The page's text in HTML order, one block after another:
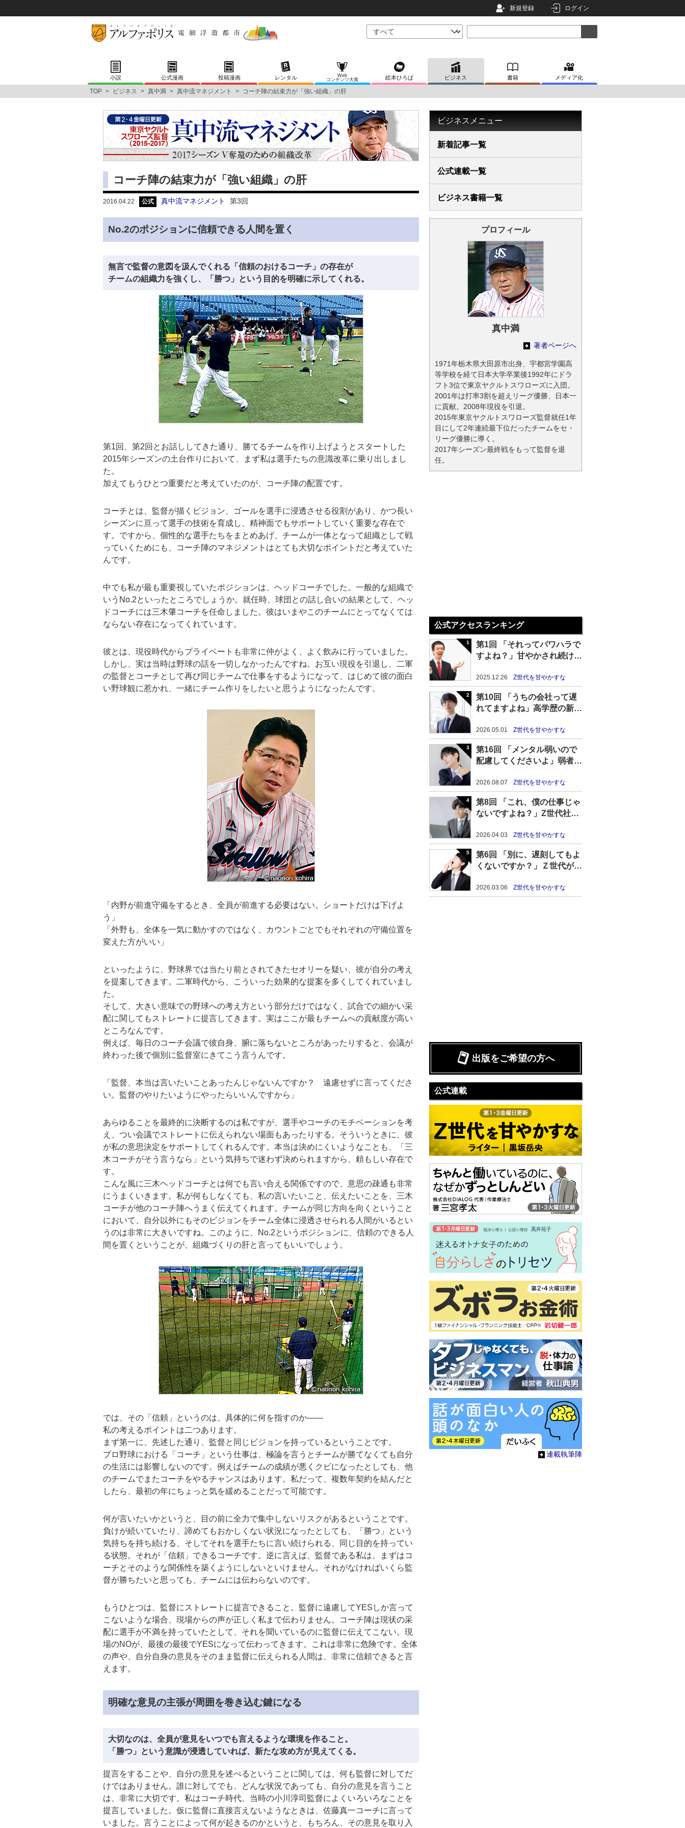
新規登録 ログイン
小説 公式漫画 投稿漫画 レンタル
Web
コンテンツ大賞
絵本ひろば ビジネス 書籍 メディア化
TOP > ビジネス > 真中満 > 真中流マネジメント > コーチ陣の結束力が「強い組織」の肝
コーチ陣の結束力が「強い組織」の肝
2016.04.22 公式 真中流マネジメント 第3回
No.2のポジションに信頼できる人間を置く
無言で監督の意図を汲んでくれる「信頼のおけるコーチ」の存在が
チームの組織力を強くし、「勝つ」という目的を明確に示してくれる。
第1回、第2回とお話ししてきた通り、勝てるチームを作り上げようとスタートした
2015年シーズンの土台作りにおいて、まず私は選手たちの意識改革に乗り出しまし
た。
加えてもうひとつ重要だと考えていたのが、コーチ陣の配置です。
コーチとは、監督が描くビジョン、ゴールを選手に浸透させる役割があり、かつ長い
シーズンに亘って選手の技術を育成し、精神面でもサポートしていく重要な存在で
す。ですから、個性的な選手たちをまとめあげ、チームが一体となって組織として戦
っていくためにも、コーチ陣のマネジメントはとても大切なポイントだと考えていた
んです。
中でも私が最も重要視していたポジションは、ヘッドコーチでした。一般的な組織で
いうNo.2といったところでしょうか。就任時、球団との話し合いの結果として、ヘッ
ドコーチには三木肇コーチを任命しました。彼はいまやこのチームにとってなくては
ならない存在になってくれています。
彼とは、現役時代からプライベートも非常に仲がよく、よく飲みに行っていました。
しかし、実は当時は野球の話を一切しなかったんですね。お互い現役を引退し、二軍
の監督とコーチとして再び同じチームで仕事をするようになって、はじめて彼の面白
い野球観に惹かれ、一緒にチーム作りをしたいと思うようになったんです。
「内野が前進守備をするとき、全員が前進する必要はない。ショートだけは下げよ
う」
「外野も、全体を一気に動かすのではなく、カウントごとでもそれぞれの守備位置を
変えた方がいい」
といったように、野球界では当たり前とされてきたセオリーを疑い、彼が自分の考え
を提案してきます。二軍時代から、こういった効果的な提案を多くしてくれていまし
た。
そして、大きい意味での野球への考え方という部分だけではなく、試合での細かい采
配に関してもストレートに提言してきます。実はここが最もチームへの貢献度が高い
ところなんです。
例えば、毎日のコーチ会議で彼自身、腑に落ちないところがあったりすると、会議が
終わった後で個別に監督室にきてこう言うんです。
「監督、本当は言いたいことあったんじゃないんですか？ 遠慮せずに言ってくださ
い。監督のやりたいようにやったらいいんですから」
あらゆることを最終的に決断するのは私ですが、選手やコーチのモチベーションを考
え、つい会議でストレートに伝えられない場面もあったりする。そういうときに、彼
が私の意思決定をサポートしてくれるんです。本当は決めにくいようなことも、「三
木コーチがそう言うなら」という気持ちで迷わず決められますから、頼もしい存在で
す。
こんな風に三木ヘッドコーチとは何でも言い合える関係ですので、意思の疎通も非常
にうまくいきます。私が何もしなくても、私の言いたいこと、伝えたいことを、三木
コーチが他のコーチ陣へうまく伝えてくれます。チームが同じ方向を向くということ
において、自分以外にもそのビジョンをチーム全体に浸透させられる人間がいるとい
うのは非常に大きいですね。このように、No.2というポジションに、信頼のできる人
間を置くということが、組織づくりの肝と言ってもいいでしょう。
では、その「信頼」というのは、具体的に何を指すのか――
私の考えるポイントは二つあります。
まず第一に、先述した通り、監督と同じビジョンを持っているということです。
プロ野球における「コーチ」という仕事は、極論を言うとチームが勝てなくても自分
の生活には影響しないのです。例えばチームの成績が悪くクビになったとしても、他
のチームでまたコーチをやるチャンスはあります。私だって、複数年契約を結んだと
したら、最初の年にちょっと気を緩めることだって可能です。
何が言いたいかというと、目の前に全力で集中しないリスクがあるということです。
負けが続いていたり、諦めてもおかしくない状況になったとしても、「勝つ」という
気持ちを持ち続ける、そしてそれを選手たちに言い続けられる、同じ目的を持ってい
る状態。それが「信頼」できるコーチです。逆に言えば、監督である私は、まずはコ
ーチとそのような関係性を築くようにしないといけません。それがなければいくら監
督が勝ちたいと思っても、チームには伝わらないのです。
もうひとつは、監督にストレートに提言できること。監督に遠慮してYESしか言って
こないような場合、現場からの声が正しく私まで伝わりません。コーチ陣は現状の采
配に選手が不満を持っていたとして、それを聞いているのに監督に伝えてこない。現
場のNOが、最後の最後でYESになって伝わってきます。これは非常に危険です。全体
の声や、自分自身の意見をそのまま監督に伝えられる人間は、非常に信頼できると言
えます。
明確な意見の主張が周囲を巻き込む鍵になる
大切なのは、全員が意見をいつでも言えるような環境を作ること。
「勝つ」という意識が浸透していれば、新たな攻め方が見えてくる。
提言をすることや、自分の意見を述べるということに関しては、何も監督に対してだ
けではありません。誰に対してでも、どんな状況であっても、自分の意見を言うこと
は、非常に大切です。私はコーチ時代、当時の小川淳司監督によくいろいろなことを
提言していました。仮に監督に直接言えないようなときは、佐藤真一コーチに言って
いました。言うことによって何が起きるのかというと、もちろん、その意見を取り入
ビジネスメニュー
新着記事一覧
公式連載一覧
ビジネス書籍一覧
プロフィール
真中満
著者ページへ
1971年栃木県大田原市出身、宇都宮学園高
等学校を経て日本大学卒業後1992年にドラ
フト3位で東京ヤクルトスワローズに入団。
2001年は打率3割を超えリーグ優勝、日本一
に貢献。2008年現役を引退。
2015年東京ヤクルトスワローズ監督就任1年
目にして2年連続最下位だったチームをセ・
リーグ優勝に導く。
2017年シーズン最終戦をもって監督を退
任。
公式アクセスランキング
第1回 「それってパワハラで
すよね？」甘やかされ続けた
2025.12.26 Z世代を甘やかすな
第10回 「うちの会社って遅
れてますよね」高学歴の新卒
が進む理由
2026.05.01 Z世代を甘やかすな
第16回 「メンタル弱いので
配慮してくださいよ」弱者性
てられつつある現状
2026.08.07 Z世代を甘やかすな
第8回 「これ、僕の仕事じゃ
ないですよね？」Z世代社員
果……
2026.04.03 Z世代を甘やかすな
第6回 「別に、遅刻してもよ
くないですか？」Ｚ世代が毎
2026.03.06 Z世代を甘やかすな
出版をご希望の方へ
公式連載
連載執筆陣